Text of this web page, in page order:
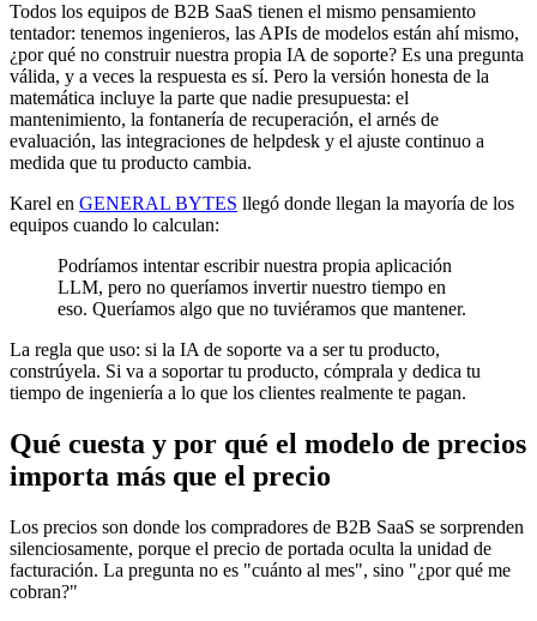
Todos los equipos de B2B SaaS tienen el mismo pensamiento
tentador: tenemos ingenieros, las APIs de modelos están ahí mismo,
¿por qué no construir nuestra propia IA de soporte? Es una pregunta
válida, y a veces la respuesta es sí. Pero la versión honesta de la
matemática incluye la parte que nadie presupuesta: el
mantenimiento, la fontanería de recuperación, el arnés de
evaluación, las integraciones de helpdesk y el ajuste continuo a
medida que tu producto cambia.
Karel en GENERAL BYTES llegó donde llegan la mayoría de los
equipos cuando lo calculan:
Podríamos intentar escribir nuestra propia aplicación
LLM, pero no queríamos invertir nuestro tiempo en
eso. Queríamos algo que no tuviéramos que mantener.
La regla que uso: si la IA de soporte va a ser tu producto,
constrúyela. Si va a soportar tu producto, cómprala y dedica tu
tiempo de ingeniería a lo que los clientes realmente te pagan.
Qué cuesta y por qué el modelo de precios
importa más que el precio
Los precios son donde los compradores de B2B SaaS se sorprenden
silenciosamente, porque el precio de portada oculta la unidad de
facturación. La pregunta no es "cuánto al mes", sino "¿por qué me
cobran?"